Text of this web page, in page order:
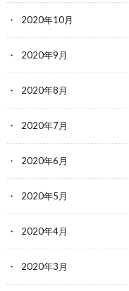
2020年10月
2020年9月
2020年8月
2020年7月
2020年6月
2020年5月
2020年4月
2020年3月